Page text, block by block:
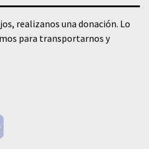
realizanos una donación. Lo
para transportarnos y